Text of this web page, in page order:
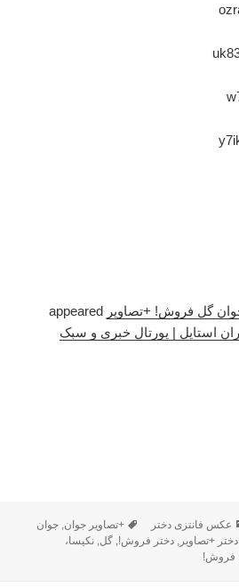
گل فروش! +تصاویر appeared
استایل | پورتال خبری و سبک
دسته‌ها
عکس فانتزی دختر برچسب‌ها
+تصاویر جوان,جوان
دختر +تصاویر,دختر فروش!,گل,نکیسا،
فروش!